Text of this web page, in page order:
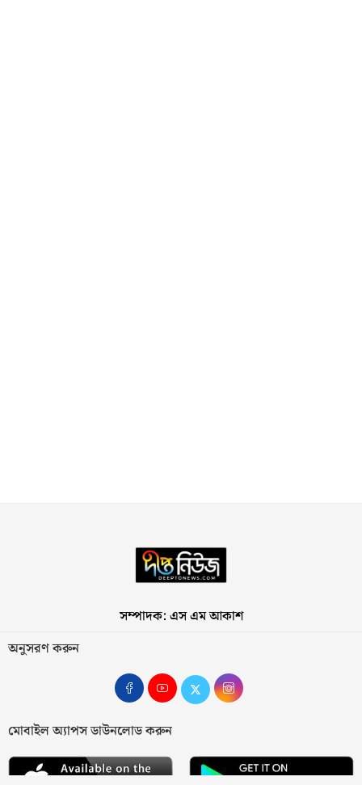
সম্পাদক: এস এম আকাশ
অনুসরণ করুন
মোবাইল অ্যাপস ডাউনলোড করুন